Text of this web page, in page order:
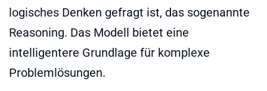
logisches Denken gefragt ist, das sogenannte
Reasoning. Das Modell bietet eine
intelligentere Grundlage für komplexe
Problemlösungen.